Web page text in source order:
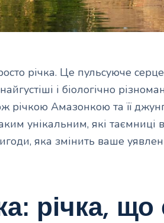
річка. Це пульсуюче
і біологічно
річкою Амазонкою та її
унікальним, які таємниці
яка змінить ваше
річка,